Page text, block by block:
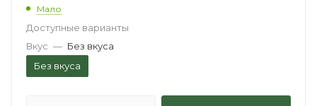
Мало
Доступные варианты
Вкус — Без вкуса
Без вкуса